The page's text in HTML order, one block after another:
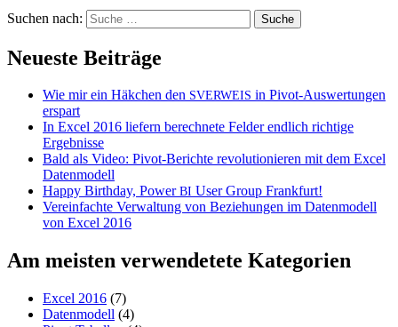
Suchen nach:
Neueste Beiträge
Wie mir ein Häkchen den SVERWEIS in Pivot-Auswertungen
erspart
In Excel 2016 liefern berechnete Felder endlich richtige
Ergebnisse
Bald als Video: Pivot-Berichte revolutionieren mit dem Excel
Datenmodell
Happy Birthday, PowerBI User Group Frankfurt!
Vereinfachte Verwaltung von Beziehungen im Datenmodell
von Excel 2016
Am meisten verwendetete Kategorien
Excel 2016 (7)
Datenmodell (4)